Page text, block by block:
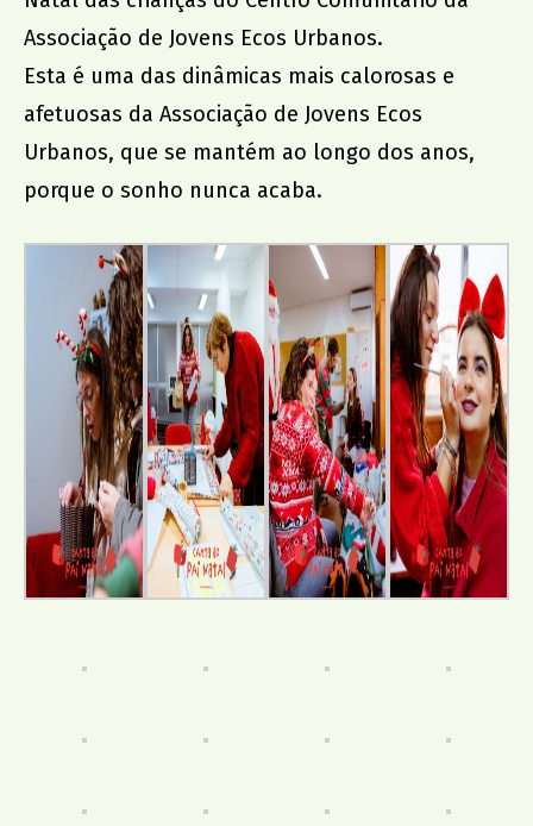
Associação de Jovens Ecos Urbanos.
Esta é uma das dinâmicas mais calorosas e
afetuosas da Associação de Jovens Ecos
Urbanos, que se mantém ao longo dos anos,
porque o sonho nunca acaba.